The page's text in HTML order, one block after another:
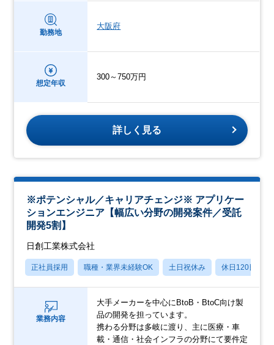
勤務地
大阪府
想定年収
300～750万円
詳しく見る
※ポテンシャル／キャリアチェンジ※ アプリケー
ションエンジニア【幅広い分野の開発案件／受託
開発5割】
日創工業株式会社
正社員採用 職種・業界未経験OK 土日祝休み 休日120日以上
業務内容
大手メーカーを中心にBtoB・BtoC向け製
品の開発を担っています。
携わる分野は多岐に渡り、主に医療・車
載・通信・社会インフラの分野にて要件定